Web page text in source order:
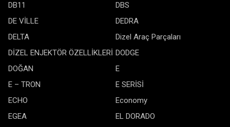
DB11
DBS
DE VİLLE
DEDRA
DELTA
Dizel Araç Parçaları
DİZEL ENJEKTÖR ÖZELLİKLERİ DODGE
DOĞAN
E
E – TRON
E SERİSİ
ECHO
Economy
EGEA
EL DORADO